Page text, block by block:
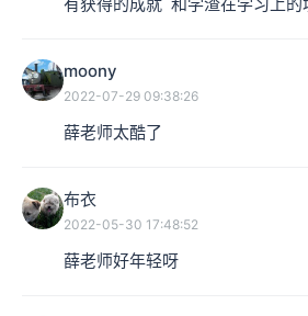
moony
2022-07-29 09:38:26
薛老师太酷了
布衣
2022-05-30 17:48:52
薛老师好年轻呀